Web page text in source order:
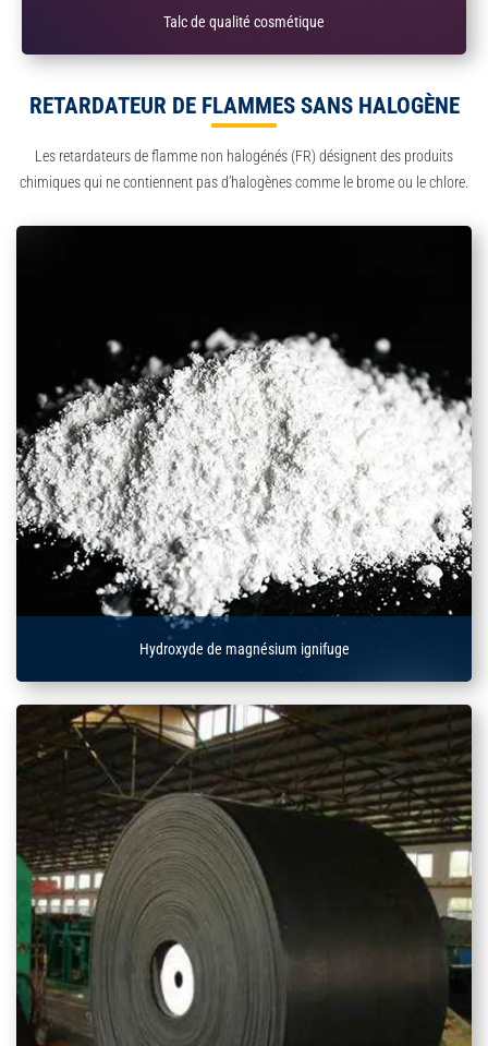
Talc de qualité cosmétique
RETARDATEUR DE FLAMMES SANS HALOGÈNE
Les retardateurs de flamme non halogénés (FR) désignent des produits
chimiques qui ne contiennent pas d’halogènes comme le brome ou le chlore.
Hydroxyde de magnésium ignifuge